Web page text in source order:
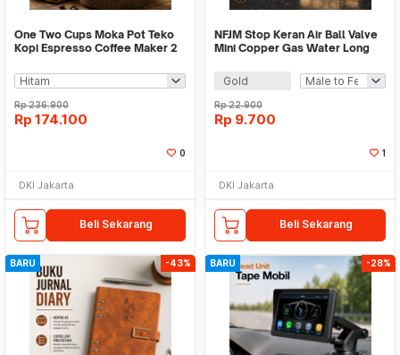
One Two Cups Moka Pot Teko
Kopi Espresso Coffee Maker 2
Rp236.900
Rp 174.100
0
DKI Jakarta
Beli Sekarang
NFJM Stop Keran Air Ball Valve
Mini Copper Gas Water Long
Gold
Rp22.900
Rp 9.700
1
DKI Jakarta
Beli Sekarang
BARU -43% BARU -28%